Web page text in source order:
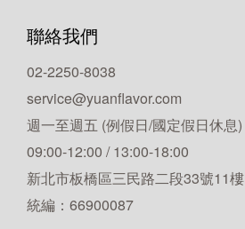
聯絡我們
02-2250-8038
service@yuanflavor.com
週一至週五 (例假日/國定假日休息)
09:00-12:00 / 13:00-18:00
新北市板橋區三民路二段33號11樓
統編：66900087